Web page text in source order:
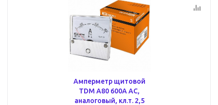
Амперметр щитовой
TDM А80 600А AC,
аналоговый, кл.т. 2,5